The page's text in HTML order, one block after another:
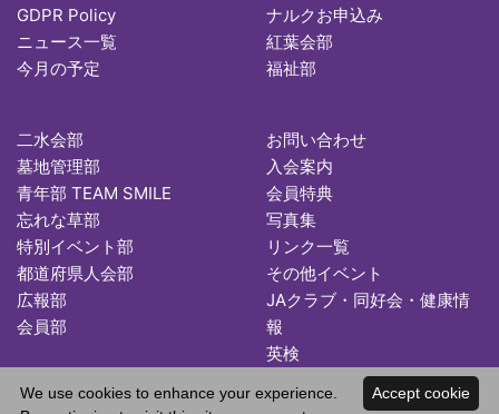
GDPR Policy
ニュース一覧
今月の予定
ナルクお申込み
紅葉会部
福祉部
二水会部
墓地管理部
青年部 TEAM SMILE
忘れな草部
特別イベント部
都道府県人会部
広報部
会員部
お問い合わせ
入会案内
会員特典
写真集
リンク一覧
その他イベント
JAクラブ・同好会・健康情
報
英検
Accept cookie
We use cookies to enhance your experience.